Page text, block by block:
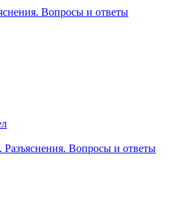
Вопросы и ответы
Вопросы и ответы